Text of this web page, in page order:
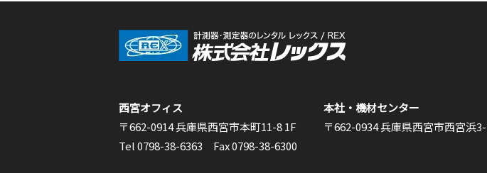
西宮オフィス
〒662-0914 兵庫県西宮市本町11-8 1F
Tel 0798-38-6363 Fax 0798-38-6300
本社・機材センター
〒662-0934 兵庫県西宮市西宮浜